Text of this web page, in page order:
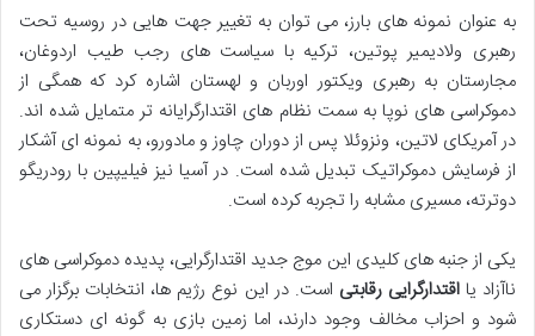
به عنوان نمونه های بارز، می توان به تغییر جهت هایی در روسیه تحت
رهبری ولادیمیر پوتین، ترکیه با سیاست های رجب طیب اردوغان،
مجارستان به رهبری ویکتور اوربان و لهستان اشاره کرد که همگی از
دموکراسی های نوپا به سمت نظام های اقتدارگرایانه تر متمایل شده اند.
در آمریکای لاتین، ونزوئلا پس از دوران چاوز و مادورو، به نمونه ای آشکار
از فرسایش دموکراتیک تبدیل شده است. در آسیا نیز فیلیپین با رودریگو
دوترته، مسیری مشابه را تجربه کرده است.
یکی از جنبه های کلیدی این موج جدید اقتدارگرایی، پدیده دموکراسی های
ناآزاد یااقتدارگرایی رقابتی است. در این نوع رژیم ها، انتخابات برگزار می
شود و احزاب مخالف وجود دارند، اما زمین بازی به گونه ای دستکاری